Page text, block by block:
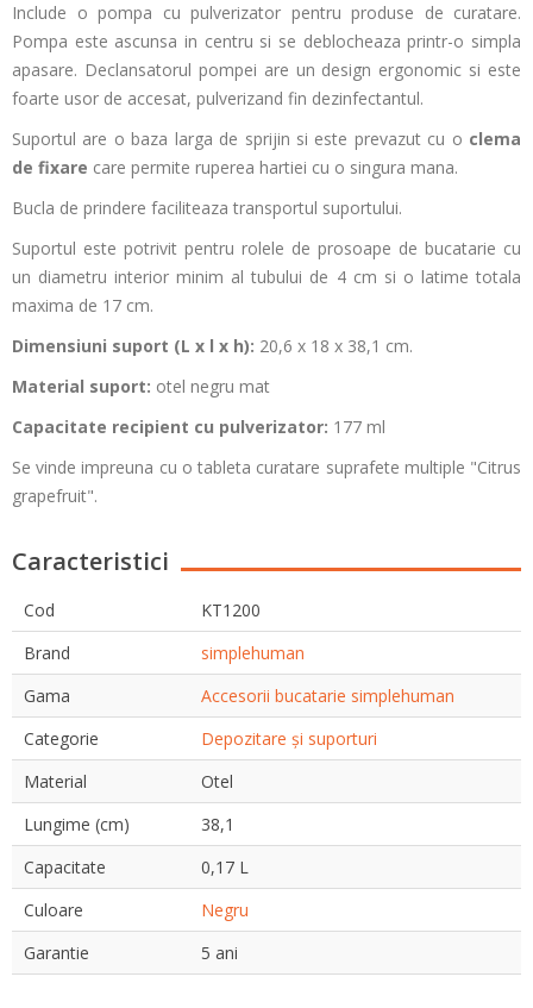
Include o pompa cu pulverizator pentru produse de curatare.
Pompa este ascunsa in centru si se deblocheaza printr-o simpla
apasare. Declansatorul pompei are un design ergonomic si este
foarte usor de accesat, pulverizand fin dezinfectantul.
Suportul are o baza larga de sprijin si este prevazut cu o clema
de fixare care permite ruperea hartiei cu o singura mana.
Bucla de prindere faciliteaza transportul suportului.
Suportul este potrivit pentru rolele de prosoape de bucatarie cu
un diametru interior minim al tubului de 4 cm si o latime totala
maxima de 17 cm.
Dimensiuni suport (L x l x h): 20,6 x 18 x 38,1 cm.
Material suport: otel negru mat
Capacitate recipient cu pulverizator: 177 ml
Se vinde impreuna cu o tableta curatare suprafete multiple "Citrus
grapefruit".
Caracteristici
Cod
KT1200
Brand
simplehuman
Gama
Accesorii bucatarie simplehuman
Categorie
Depozitare și suporturi
Material
Otel
Lungime (cm)
38,1
Capacitate
0,17 L
Culoare
Negru
Garantie
5 ani